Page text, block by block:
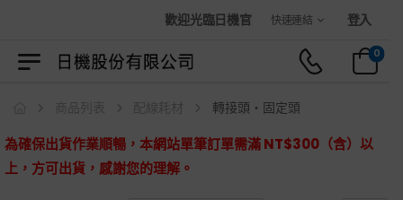
歡迎光臨日機官方購物商城！
快速連結 登入
0
轉接頭・固定頭
為確保出貨作業順暢，本網站單筆訂單需滿 NT$300（含）以
上，方可出貨，感謝您的理解。